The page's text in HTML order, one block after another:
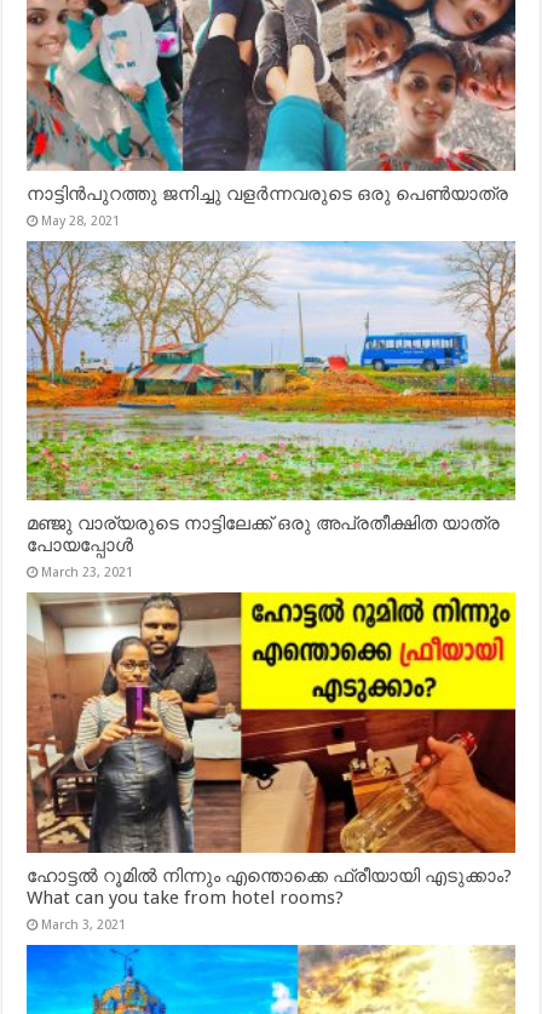
നാട്ടിൻപുറത്തു ജനിച്ചു വളർന്നവരുടെ ഒരു പെൺയാത്ര
May 28, 2021
മഞ്ജു വാര്യരുടെ നാട്ടിലേക്ക് ഒരു അപ്രതീക്ഷിത യാത്ര
പോയപ്പോൾ
March 23, 2021
ഹോട്ടൽ റൂമിൽ നിന്നും എന്തൊക്കെ ഫ്രീയായി എടുക്കാം?
What can you take from hotel rooms?
March 3, 2021